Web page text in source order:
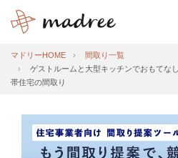
マドリーHOME
間取り一覧
ゲストルームと大型キッチンでおもてな
帯住宅の間取り